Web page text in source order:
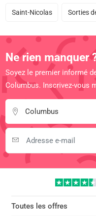
Saint-Nicolas Sorties
Ne rien manquer
Soyez le premier informé
Columbus. Inscrivez-vous
Columbus
Toutes les offres